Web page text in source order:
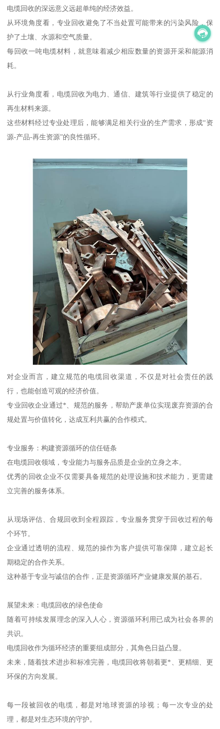
电缆回收的深远意义远超单纯的经济效益。
从环境角度看，专业回收避免了不当处置可能带来的污染风险，保
护了土壤、水源和空气质量。
每回收一吨电缆材料，就意味着减少相应数量的资源开采和能源消
耗。
从行业角度看，电缆回收为电力、通信、建筑等行业提供了稳定的
再生材料来源。
这些材料经过专业处理后，能够满足相关行业的生产需求，形成“资
源-产品-再生资源”的良性循环。
对企业而言，建立规范的电缆回收渠道，不仅是对社会责任的践
行，也能创造可观的经济价值。
专业回收企业通过*、规范的服务，帮助产废单位实现废弃资源的合
规处置与价值转化，达成互利共赢的合作模式。
专业服务：构建资源循环的信任链条
在电缆回收领域，专业能力与服务品质是企业的立身之本。
优秀的回收企业不仅需要具备规范的处理设施和技术能力，更需建
立完善的服务体系。
从现场评估、合规回收到全程跟踪，专业服务贯穿于回收过程的每
个环节。
企业通过透明的流程、规范的操作为客户提供可靠保障，建立起长
期稳定的合作关系。
这种基于专业与诚信的合作，正是资源循环产业健康发展的基石。
展望未来：电缆回收的绿色使命
随着可持续发展理念的深入人心，资源循环利用已成为社会各界的
共识。
电缆回收作为循环经济的重要组成部分，其角色日益凸显。
未来，随着技术进步和标准完善，电缆回收将朝着更*、更精细、更
环保的方向发展。
每一段被回收的电缆，都是对地球资源的珍视；每一次专业的处
理，都是对生态环境的守护。